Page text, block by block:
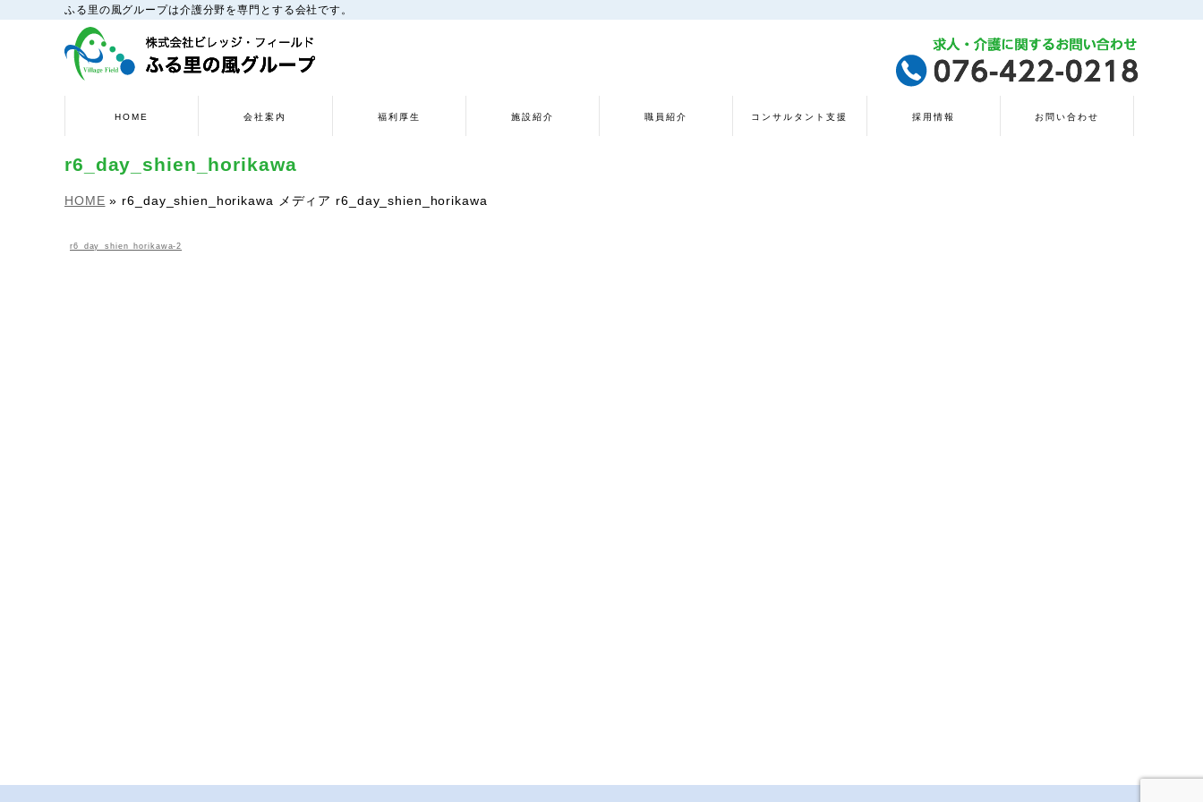
ふる里の風グループは介護分野を専門とする会社です。
HOME 会社案内 福利厚生 施設紹介 職員紹介 コンサルタント支援 採用情報 お問い合わせ
r6_day_shien_horikawa
HOME » r6_day_shien_horikawa メディア r6_day_shien_horikawa
r6_day_shien_horikawa-2